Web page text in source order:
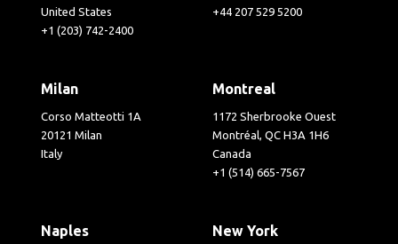
United States
+1 (203) 742-2400
+44 207 529 5200
Milan
Corso Matteotti 1A
20121 Milan
Italy
Montreal
1172 Sherbrooke Ouest
Montréal, QC H3A 1H6
Canada
+1 (514) 665-7567
Naples New York